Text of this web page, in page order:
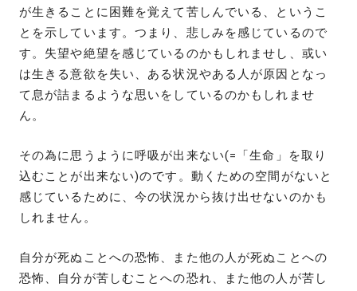
が生きることに困難を覚えて苦しんでいる、というこ
とを示しています。つまり、悲しみを感じているので
す。失望や絶望を感じているのかもしれませし、或い
は生きる意欲を失い、ある状況やある人が原因となっ
て息が詰まるような思いをしているのかもしれませ
ん。
その為に思うように呼吸が出来ない(=「生命」を取り
込むことが出来ない)のです。動くための空間がないと
感じているために、今の状況から抜け出せないのかも
しれません。
自分が死ぬことへの恐怖、また他の人が死ぬことへの
恐怖、自分が苦しむことへの恐れ、また他の人が苦し